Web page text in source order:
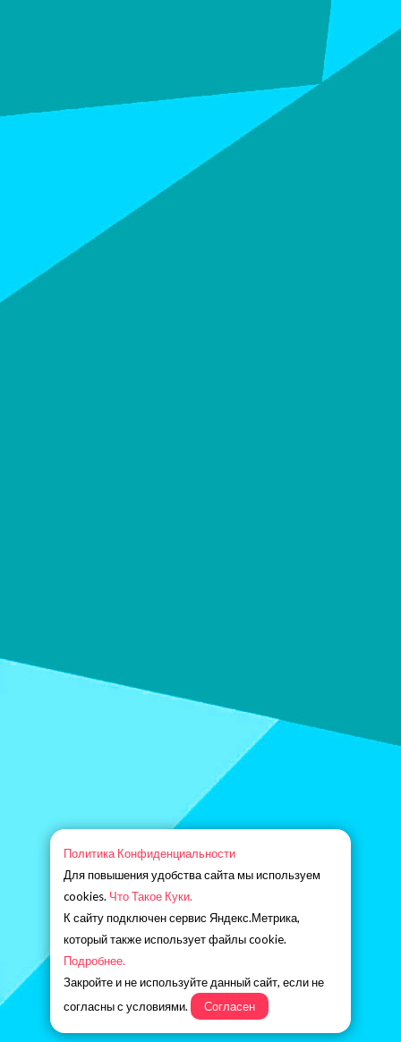
Политика Конфиденциальности
Для повышения удобства сайта мы используем
cookies. Что Такое Куки.
К сайту подключен сервис Яндекс.Метрика,
который также использует файлы cookie.
Подробнее.
Закройте и не используйте данный сайт, если не
согласны с условиями.
Согласен